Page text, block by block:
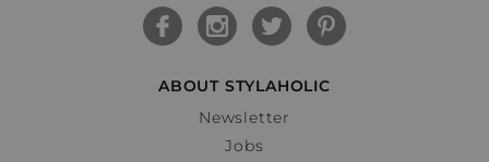
ABOUT STYLAHOLIC
Newsletter
Jobs